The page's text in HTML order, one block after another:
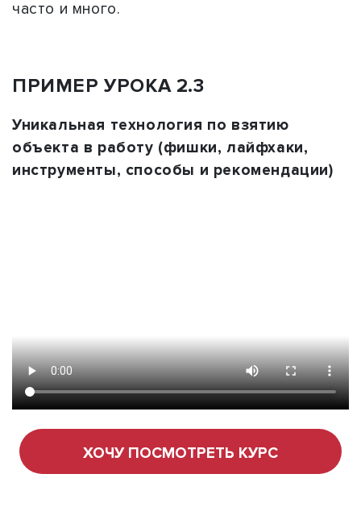
часто и много.
ПРИМЕР УРОКА 2.3
Уникальная технология по взятию
объекта в работу (фишки, лайфхаки,
инструменты, способы и рекомендации)
ХОЧУ ПОСМОТРЕТЬ КУРС